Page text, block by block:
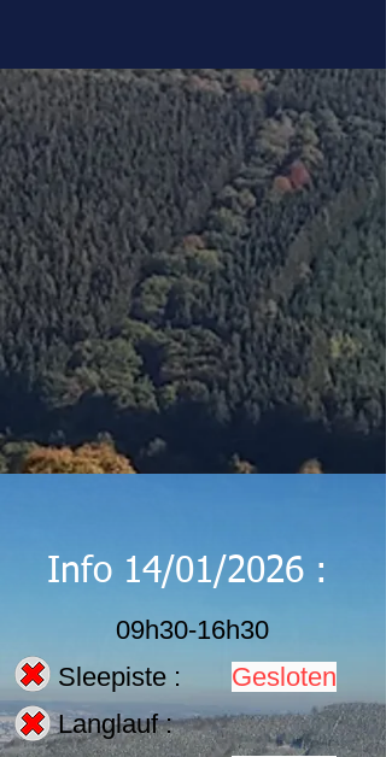
Info 14/01/2026 :
09h30-16h30
Sleepiste :
Langlauf :
Gesloten